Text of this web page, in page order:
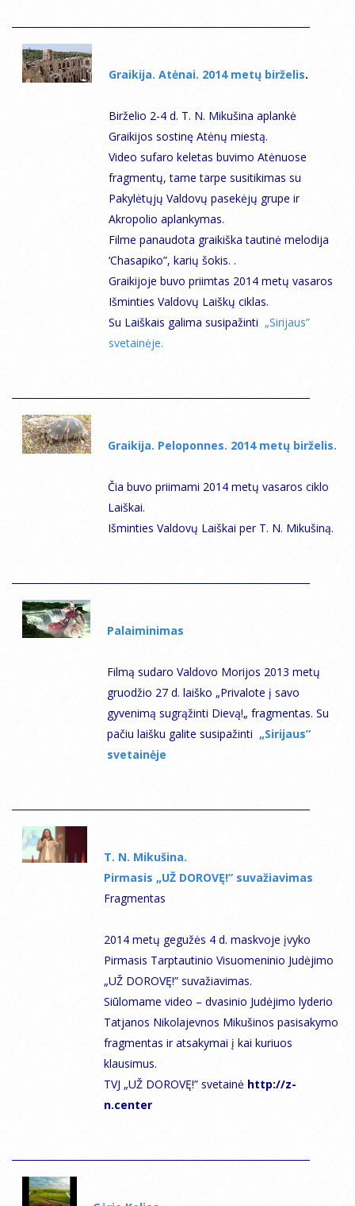
Graikija. Atėnai. 2014 metų birželis.
Birželio 2-4 d. T. N. Mikušina aplankė
Graikijos sostinę Atėnų miestą.
Video sufaro keletas buvimo Atėnuose
fragmentų, tame tarpe susitikimas su
Pakylėtųjų Valdovų pasekėjų grupe ir
Akropolio aplankymas.
Filme panaudota graikiška tautinė melodija
‘Chasapiko”, karių šokis. .
Graikijoje buvo priimtas 2014 metų vasaros
Išminties Valdovų Laiškų ciklas.
Su Laiškais galima susipažinti „Sirijaus”
svetainėje.
Graikija. Peloponnes. 2014 metų birželis.
Čia buvo priimami 2014 metų vasaros ciklo
Laiškai.
Išminties Valdovų Laiškai per T. N. Mikušiną.
Palaiminimas
Filmą sudaro Valdovo Morijos 2013 metų
gruodžio 27 d. laiško „Privalote į savo
gyvenimą sugrąžinti Dievą!„ fragmentas. Su
pačiu laišku galite susipažinti „Sirijaus”
svetainėje
T. N. Мikušina.
Pirmasis „UŽ DOROVĘ!” suvažiavimas
Fragmentas
2014 metų gegužės 4 d. maskvoje įvyko
Pirmasis Tarptautinio Visuomeninio Judėjimo
„UŽ DOROVĘ!” suvažiavimas.
Siūlomame video – dvasinio Judėjimo lyderio
Tatjanos Nikolajevnos Mikušinos pasisakymo
fragmentas ir atsakymai į kai kuriuos
klausimus.
TVJ „UŽ DOROVĘ!” svetainė http://z-
n.center